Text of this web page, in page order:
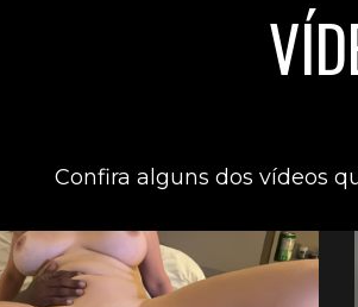
Confira alguns dos vídeos